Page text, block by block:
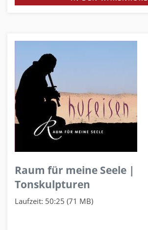
Raum für meine Seele |
Tonskulpturen
Laufzeit: 50:25 (71 MB)